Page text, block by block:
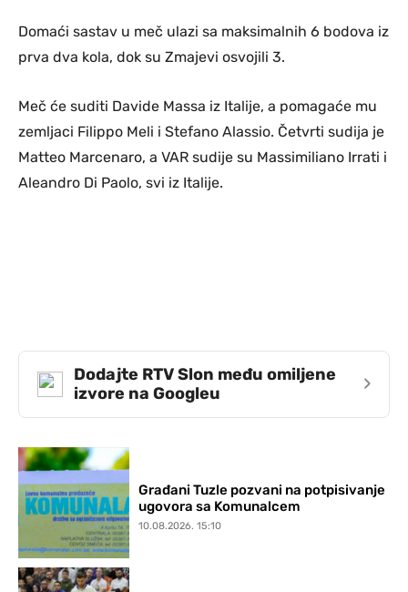
Domaći sastav u meč ulazi sa maksimalnih 6 bodova iz
prva dva kola, dok su Zmajevi osvojili 3.
Meč će suditi Davide Massa iz Italije, a pomagaće mu
zemljaci Filippo Meli i Stefano Alassio. Četvrti sudija je
Matteo Marcenaro, a VAR sudije su Massimiliano Irrati i
Aleandro Di Paolo, svi iz Italije.
Dodajte RTV Slon među omiljene
izvore na Googleu
›
Građani Tuzle pozvani na potpisivanje
ugovora sa Komunalcem
10.08.2026. 15:10